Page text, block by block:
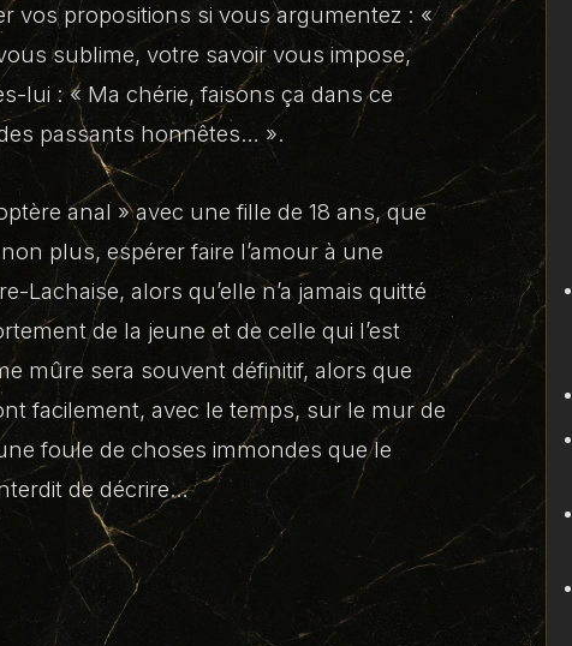
vos propositions si vous argumentez : «
sublime, votre savoir vous impose,
lui :« Ma chérie, faisons ça dans ce
passants honnêtes… ».
anal » avec une fille de 18 ans, que
plus, espérer faire l’amour à une
Lachaise, alors qu’elle n’a jamais quitté
de la jeune et de celle qui l’est
mûre sera souvent définitif, alors que
facilement, avec le temps, sur le mur de
foule de choses immondes que le
de décrire…